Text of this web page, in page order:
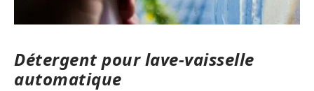
Détergent pour lave-vaisselle
automatique